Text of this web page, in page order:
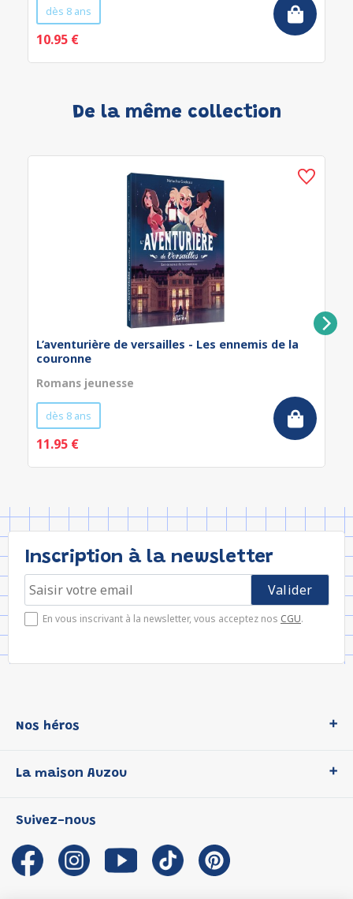
dès 8 ans
10.95 €
De la même collection
L’aventurière de versailles - Les ennemis de la
couronne
Romans jeunesse
dès 8 ans
11.95 €
Inscription à la newsletter
En vous inscrivant à la newsletter, vous acceptez nos CGU.
Nos héros
P'tit Loup
Les Influenceuses
Migali
Petite Taupe
La maison Auzou
Notre histoire
Auzou s'engage
Auteurs et illustrateurs Auzou
Suivez-nous